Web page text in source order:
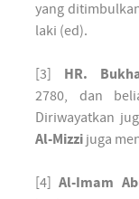
yang
laki (ed).
[3] HR.
2780, dan
Diriwayatkan
Al-Mizzi juga
[4]Al-Imam